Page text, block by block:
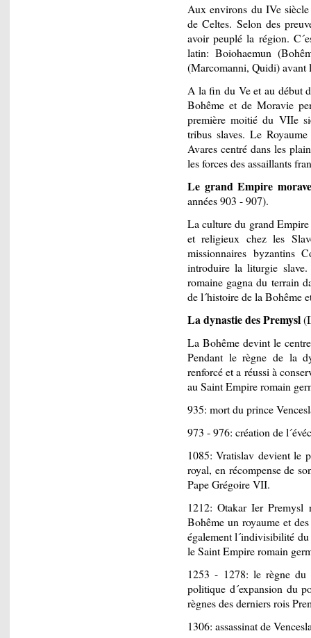
Aux environs du IVe
de Celtes. Selon des
avoir peuplé la région.
latin: Boiohaemun
(Marcomanni, Quidi) avant
A la fin du Ve et au début
Bohême et de Moravie
première moitié du VIIe
tribus slaves. Le
Avares centré dans les
les forces des assaillants
Le grand Empire morave
années 903 - 907).
La culture du grand
et religieux chez les
missionnaires byzantins
introduire la liturgie slave.
romaine gagna du terrain
de l´histoire de la Bohême
La dynastie des Premysl
La Bohême devint le
Pendant le règne de la
renforcé et a réussi à
au Saint Empire romain
935: mort du prince
973 - 976: création de
1085: Vratislav devient le
royal, en récompense de
Pape Grégoire VII.
1212: Otakar Ier
Bohême un royaume et
également l´indivisibilité
le Saint Empire romain
1253 - 1278: le règne du
politique d´expansion du
règnes des derniers rois
1306: assassinat de